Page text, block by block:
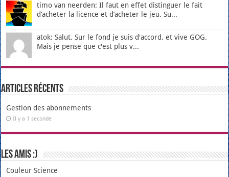
timo van neerden: Il faut en effet distinguer le fait
d’acheter la licence et d’acheter le jeu. Su...
atok: Salut, Sur le fond je suis d'accord, et vive GOG.
Mais je pense que c'est plus v...
Articles récents
Gestion des abonnements
Il y a 1 seconde
Les amis :)
Couleur Science